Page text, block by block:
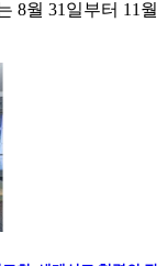
8월 31일부터 11월